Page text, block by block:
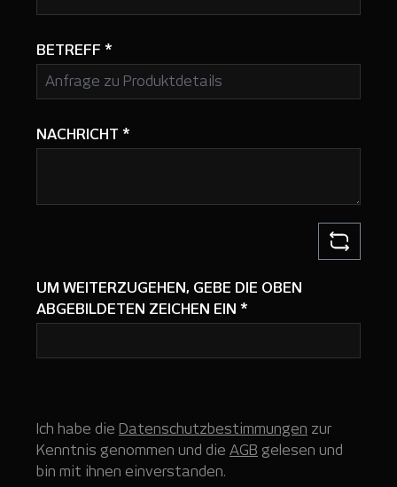
BETREFF *
NACHRICHT *
UM WEITERZUGEHEN, GEBE DIE OBEN
ABGEBILDETEN ZEICHEN EIN *
Ich habe die Datenschutzbestimmungen zur
Kenntnis genommen und die AGB gelesen und
bin mit ihnen einverstanden.